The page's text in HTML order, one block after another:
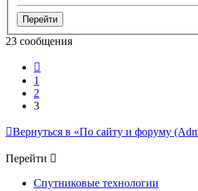
23 сообщения
1
2
3
Вернуться в «По сайту и форуму
Перейти
Спутниковые технологии